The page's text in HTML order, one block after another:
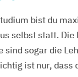
(DE/EN)
bist du
selbst statt.
sind sogar die
ist nur, dass